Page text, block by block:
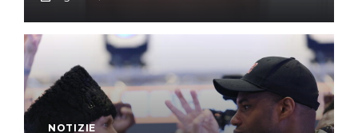
NOTIZIE